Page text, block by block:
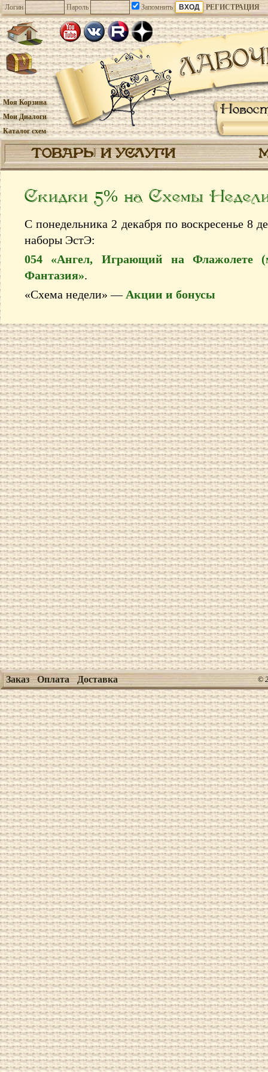
Логин Пароль Запомнить РЕГИСТРАЦИЯ
Моя Корзина
Мои Диалоги
Каталог схем
ТОВАРЫ И УСЛУГИ
Скидки 5% на Схемы
С понедельника 2 декабря по воскресенье 8
наборы ЭстЭ:
054 «Ангел, Играющий на Флажолете
Фантазия».
«Схема недели» — Акции и бонусы
Заказ Оплата Доставка ©